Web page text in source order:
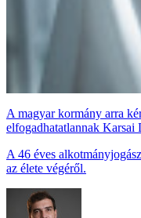
A magyar kormány arra
elfogadhatatlannak Karsai
A 46 éves
az élete végéről.